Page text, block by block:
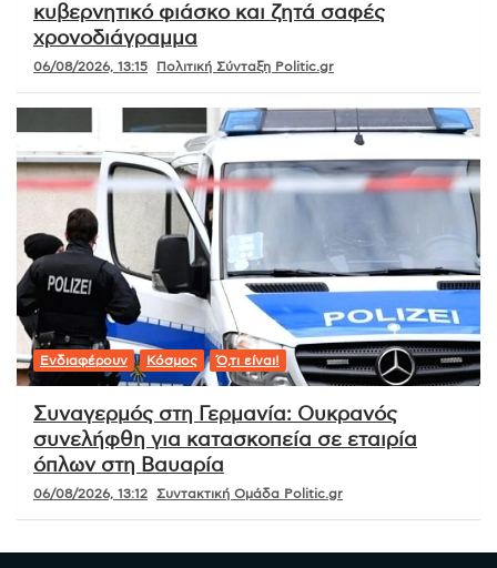
κυβερνητικό φιάσκο και ζητά σαφές
χρονοδιάγραμμα
06/08/2026, 13:15 Πολιτική Σύνταξη Politic.gr
Ενδιαφέρουν Κόσμος Ό,τι είναι!
Συναγερμός στη Γερμανία: Ουκρανός
συνελήφθη για κατασκοπεία σε εταιρία
όπλων στη Βαυαρία
06/08/2026, 13:12 Συντακτική Ομάδα Politic.gr